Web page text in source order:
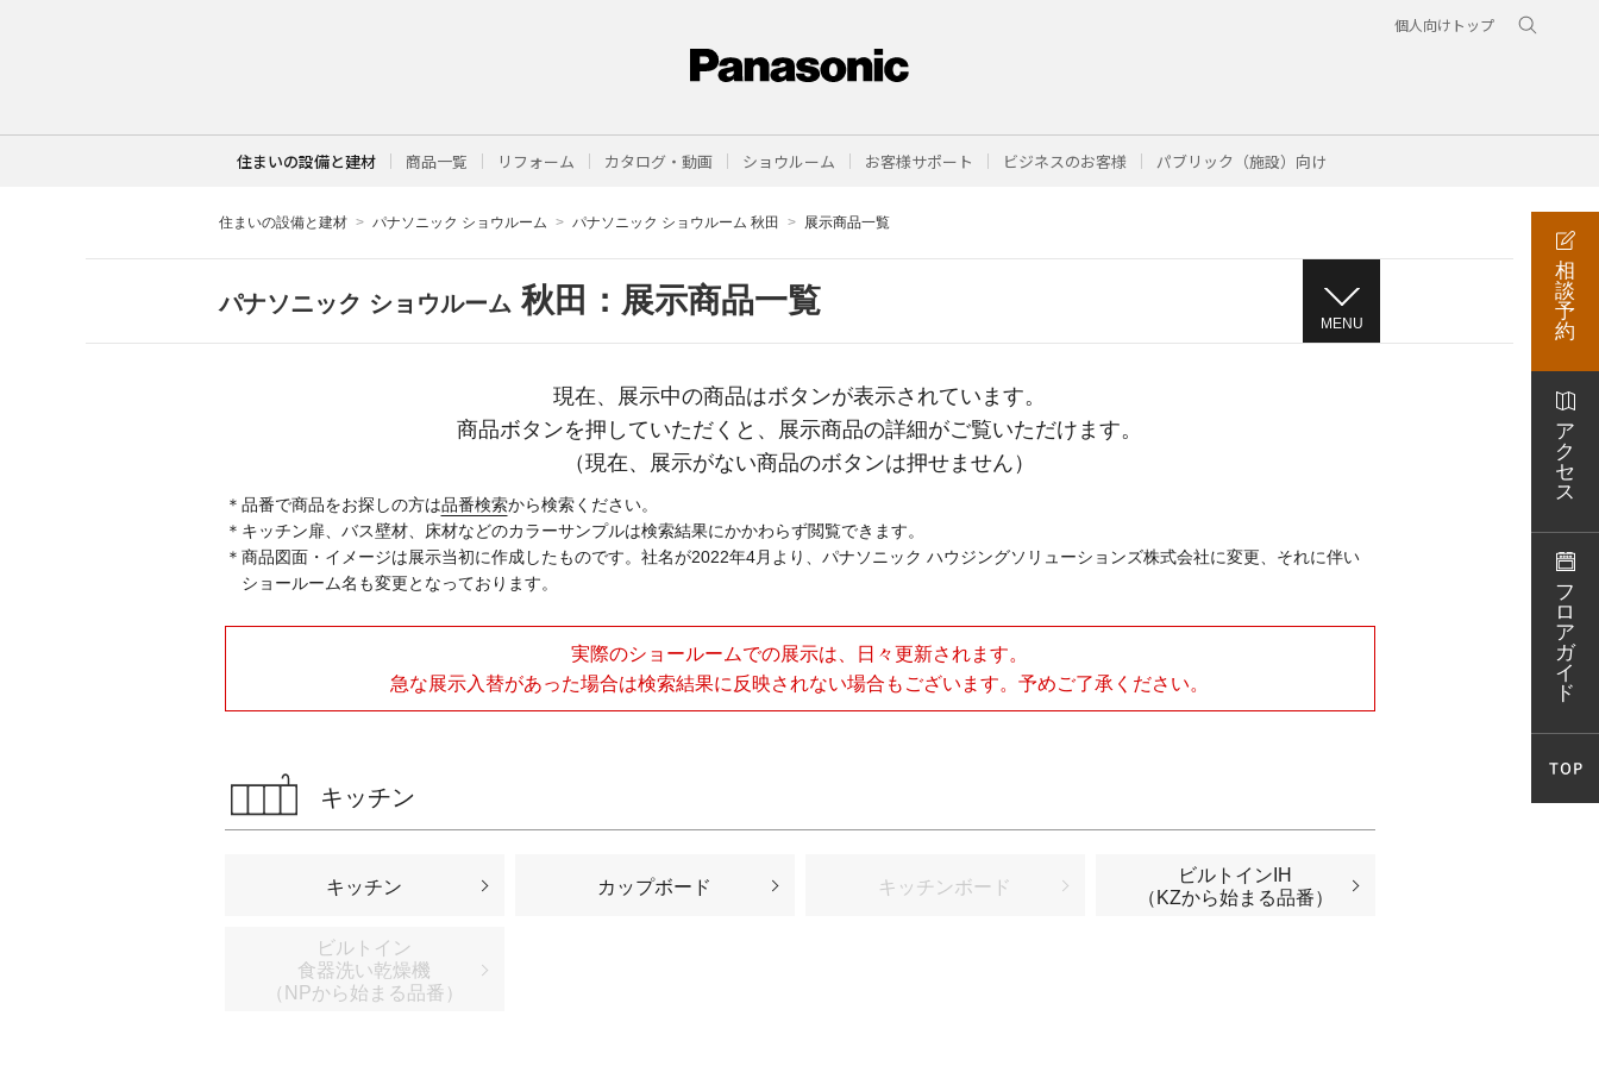
個人向けトップ
住まいの設備と建材 商品一覧 リフォーム カタログ・動画 ショウルーム お客様サポート ビジネスのお客様 パブリック（施設）向け
住まいの設備と建材 パナソニック ショウルーム パナソニック ショウルーム 秋田 展示商品一覧
パナソニック ショウルーム 秋田：展示商品一覧
MENU
現在、展示中の商品はボタンが表示されています。
商品ボタンを押していただくと、展示商品の詳細がご覧いただけます。
（現在、展示がない商品のボタンは押せません）
＊品番で商品をお探しの方は品番検索から検索ください。
＊キッチン扉、バス壁材、床材などのカラーサンプルは検索結果にかかわらず閲覧できます。
＊商品図面・イメージは展示当初に作成したものです。社名が2022年4月より、パナソニック ハウジングソリューションズ株式会社に変更、それに伴い
ショールーム名も変更となっております。
実際のショールームでの展示は、日々更新されます。
急な展示入替があった場合は検索結果に反映されない場合もございます。予めご了承ください。
キッチン
キッチン カップボード キッチンボード
ビルトインIH
（KZから始まる品番）
ビルトイン
食器洗い乾燥機
（NPから始まる品番）
相
談
予
約
ア
ク
セ
ス
フ
ロ
ア
ガ
イ
ド